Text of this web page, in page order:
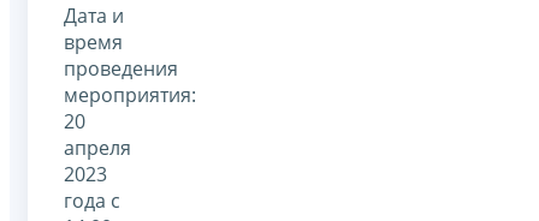
Дата и
время
проведения
мероприятия:
20
апреля
2023
года с